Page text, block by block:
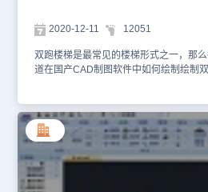
改变角度；【上楼方向】箭头夹点用于
【楼板线位置】该夹点仅顶层有，用于裁
楼梯段。双跑楼梯的各种类型，在特性
单侧、双侧，半径可选为：梯间宽一半
CAD制图教程就是小编给大家整理的
筑软件中通过梯段夹点来编辑双跑楼梯
伙伴可以参考本篇教程来尝试操作看看哦~
2020-12-11 12051
双跑楼梯是最常见的楼梯形式之一，那
道在国产CAD制图软件中如何绘制绘制
骤吧！建筑CAD制图教程：绘制双跑楼
件，然后找到并依次点击建筑设计→楼
取菜单命令后，显示下图所示的默认的
展开折叠的内容，如下图所示。双跑楼
宽】双跑楼梯的总宽。单击按钮可从平面
为双跑楼梯总宽。【梯段宽】默认宽度或